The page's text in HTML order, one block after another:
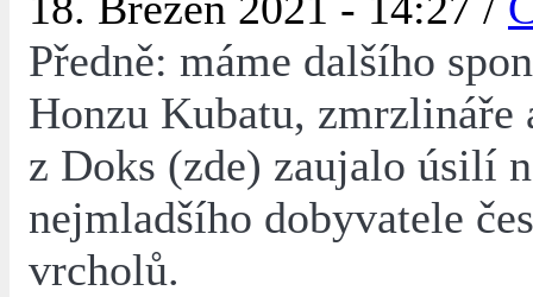
Předně: máme dalšího
Honzu Kubatu, zmrzlináře
z Doks (zde) zaujalo úsilí
nejmladšího dobyvatele
vrcholů.